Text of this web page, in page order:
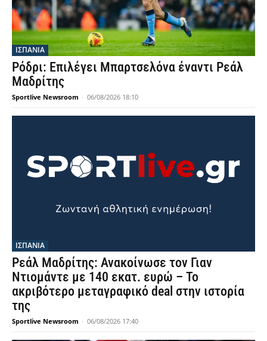
ΙΣΠΑΝΙΑ
Ρόδρι: Επιλέγει Μπαρτσελόνα έναντι Ρεάλ
Μαδρίτης
Sportlive Newsroom - 06/08/2026 18:10
ΙΣΠΑΝΙΑ
Ρεάλ Μαδρίτης: Ανακοίνωσε τον Γιαν
Ντιομάντε με 140 εκατ. ευρώ – Το
ακριβότερο μεταγραφικό deal στην ιστορία
της
Sportlive Newsroom - 06/08/2026 17:40